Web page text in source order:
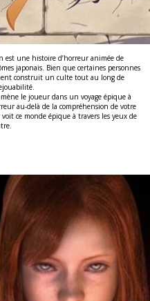
est une histoire d’horreur animée de
japonais. Bien que certaines personnes
construit un culte tout au long de
le joueur dans un voyage épique à
au-delà de la compréhension de votre
ce monde épique à travers les yeux de